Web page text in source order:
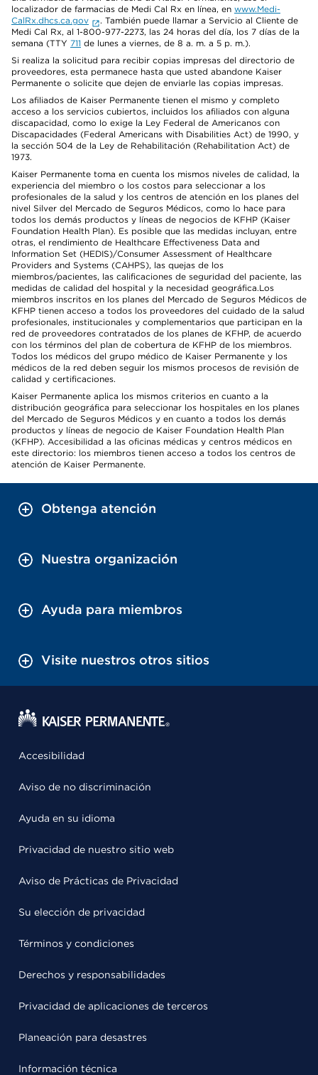
localizador de farmacias de Medi Cal Rx en línea, en www.Medi-
CalRx.dhcs.ca.gov
. También puede llamar a Servicio al Cliente de
Medi Cal Rx, al 1-800-977-2273, las 24 horas del día, los 7 días de la
semana (TTY 711 de lunes a viernes, de 8 a. m. a 5 p. m.).
Si realiza la solicitud para recibir copias impresas del directorio de
proveedores, esta permanece hasta que usted abandone Kaiser
Permanente o solicite que dejen de enviarle las copias impresas.
Los afiliados de Kaiser Permanente tienen el mismo y completo
acceso a los servicios cubiertos, incluidos los afiliados con alguna
discapacidad, como lo exige la Ley Federal de Americanos con
Discapacidades (Federal Americans with Disabilities Act) de 1990, y
la sección 504 de la Ley de Rehabilitación (Rehabilitation Act) de
1973.
Kaiser Permanente toma en cuenta los mismos niveles de calidad, la
experiencia del miembro o los costos para seleccionar a los
profesionales de la salud y los centros de atención en los planes del
nivel Silver del Mercado de Seguros Médicos, como lo hace para
todos los demás productos y líneas de negocios de KFHP (Kaiser
Foundation Health Plan). Es posible que las medidas incluyan, entre
otras, el rendimiento de Healthcare Effectiveness Data and
Information Set (HEDIS)/Consumer Assessment of Healthcare
Providers and Systems (CAHPS), las quejas de los
miembros/pacientes, las calificaciones de seguridad del paciente, las
medidas de calidad del hospital y la necesidad geográfica.Los
miembros inscritos en los planes del Mercado de Seguros Médicos de
KFHP tienen acceso a todos los proveedores del cuidado de la salud
profesionales, institucionales y complementarios que participan en la
red de proveedores contratados de los planes de KFHP, de acuerdo
con los términos del plan de cobertura de KFHP de los miembros.
Todos los médicos del grupo médico de Kaiser Permanente y los
médicos de la red deben seguir los mismos procesos de revisión de
calidad y certificaciones.
Kaiser Permanente aplica los mismos criterios en cuanto a la
distribución geográfica para seleccionar los hospitales en los planes
del Mercado de Seguros Médicos y en cuanto a todos los demás
productos y líneas de negocio de Kaiser Foundation Health Plan
(KFHP). Accesibilidad a las oficinas médicas y centros médicos en
este directorio: los miembros tienen acceso a todos los centros de
atención de Kaiser Permanente.
Obtenga atención
Nuestra organización
Ayuda para miembros
Visite nuestros otros sitios
Accesibilidad
Aviso de no discriminación
Ayuda en su idioma
Privacidad de nuestro sitio web
Aviso de Prácticas de Privacidad
Su elección de privacidad
Términos y condiciones
Derechos y responsabilidades
Privacidad de aplicaciones de terceros
Planeación para desastres
Información técnica